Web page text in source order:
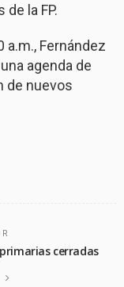
la FP.
a.m., Fernández
agenda de
de nuevos
cerradas